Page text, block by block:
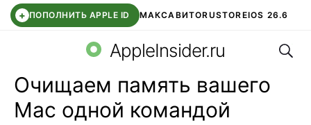
+ ПОПОЛНИТЬ APPLE ID МАКСАВИТОRUSTOREIOS 26.6
СБЕР КИДС ВТБ ОНЛАЙН ЧАТ В ROBLOX
AppleInsider.ru
Очищаем память вашего
Мас одной командой